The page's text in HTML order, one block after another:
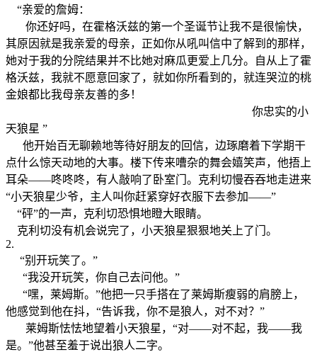
“亲爱的詹姆：
你还好吗，在霍格沃兹的第一个圣诞节让我不是很愉快，
其原因就是我亲爱的母亲，正如你从吼叫信中了解到的那样，
她对于我的分院结果并不比她对麻瓜更爱上几分。自从上了霍
格沃兹，我就不愿意回家了，就如你所看到的，就连哭泣的桃
金娘都比我母亲友善的多！
你忠实的小
天狼星 ”
他开始百无聊赖地等待好朋友的回信，边琢磨着下学期干
点什么惊天动地的大事。楼下传来嘈杂的舞会嬉笑声，他捂上
耳朵——咚咚咚，有人敲响了卧室门。克利切慢吞吞地走进来
“小天狼星少爷，主人叫你赶紧穿好衣服下去参加——”
“砰”的一声，克利切恐惧地瞪大眼睛。
克利切没有机会说完了，小天狼星狠狠地关上了门。
2.
“别开玩笑了。”
“我没开玩笑，你自己去问他。”
“嘿，莱姆斯。”他把一只手搭在了莱姆斯瘦弱的肩膀上，
他感觉到他在抖，“告诉我，你不是狼人，对不对？”
莱姆斯怯怯地望着小天狼星，“对——对不起，我——我
是。”他甚至羞于说出狼人二字。